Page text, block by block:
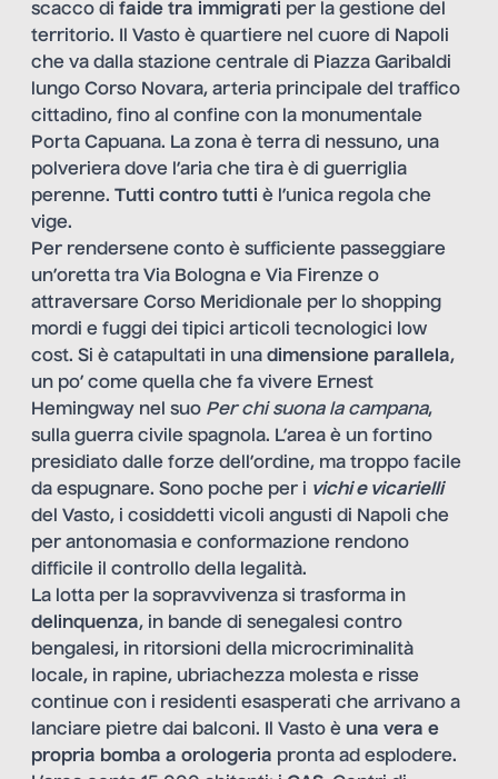
scacco di faide tra immigrati per la gestione del
territorio. Il Vasto è quartiere nel cuore di Napoli
che va dalla stazione centrale di Piazza Garibaldi
lungo Corso Novara, arteria principale del traffico
cittadino, fino al confine con la monumentale
Porta Capuana. La zona è terra di nessuno, una
polveriera dove l’aria che tira è di guerriglia
perenne. Tutti contro tutti è l’unica regola che
vige.
Per rendersene conto è sufficiente passeggiare
un’oretta tra Via Bologna e Via Firenze o
attraversare Corso Meridionale per lo shopping
mordi e fuggi dei tipici articoli tecnologici low
cost. Si è catapultati in una dimensione parallela,
un po’ come quella che fa vivere Ernest
Hemingway nel suo Per chi suona la campana,
sulla guerra civile spagnola. L’area è un fortino
presidiato dalle forze dell’ordine, ma troppo facile
da espugnare. Sono poche per i vichi e vicarielli
del Vasto, i cosiddetti vicoli angusti di Napoli che
per antonomasia e conformazione rendono
difficile il controllo della legalità.
La lotta per la sopravvivenza si trasforma in
delinquenza, in bande di senegalesi contro
bengalesi, in ritorsioni della microcriminalità
locale, in rapine, ubriachezza molesta e risse
continue con i residenti esasperati che arrivano a
lanciare pietre dai balconi. Il Vasto è una vera e
propria bomba a orologeria pronta ad esplodere.